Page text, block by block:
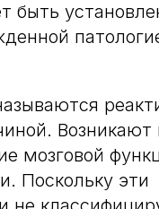
быть
Возникают
мозговой
Поскольку эти